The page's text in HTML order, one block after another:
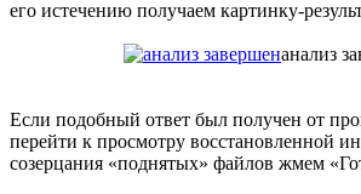
его истечению получаем картинку-
анализ
Если подобный ответ был получен от
перейти к просмотру восстановленной
созерцания «поднятых» файлов жмем